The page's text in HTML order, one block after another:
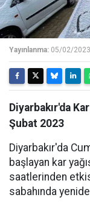
Yayınlanma: 05/02/
Diyarbakır'da
Şubat 2023
Diyarbakır'da
başlayan kar
saatlerinden
sabahında